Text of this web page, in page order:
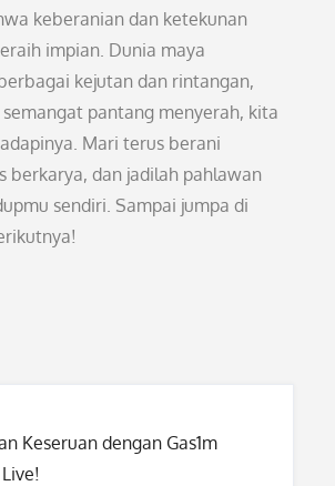
keberanian dan ketekunan
impian. Dunia maya
kejutan dan rintangan,
pantang menyerah, kita
Mari terus berani
berkarya, dan jadilah pahlawan
sendiri. Sampai jumpa di
Keseruan dengan Gas1m